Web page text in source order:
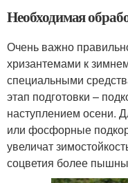
Необходимая
Очень важно
хризантемами к
специальными
этап подготовки –
наступлением осени.
или фосфорные
увеличат
соцветия более